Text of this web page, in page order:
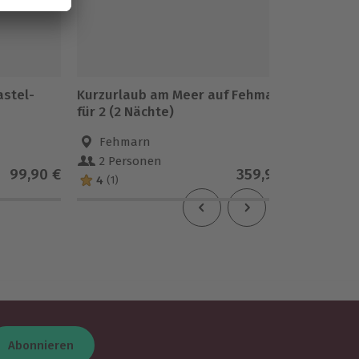
99,90 €
Kurzurlaub am Meer auf Fehmarn
für 2 (2 Nächte)
Fehmarn
2 Personen
4 (1) 359,90 €
Abonnieren